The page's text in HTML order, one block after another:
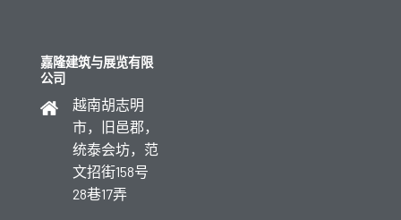
嘉隆建筑与展览有限
公司
越南胡志明
市，旧邑郡，
统泰会坊，范
文招街158号
28巷17弄